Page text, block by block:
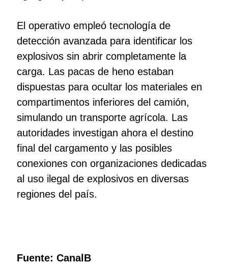
El operativo empleó tecnología de
detección avanzada para identificar los
explosivos sin abrir completamente la
carga. Las pacas de heno estaban
dispuestas para ocultar los materiales en
compartimentos inferiores del camión,
simulando un transporte agrícola. Las
autoridades investigan ahora el destino
final del cargamento y las posibles
conexiones con organizaciones dedicadas
al uso ilegal de explosivos en diversas
regiones del país.
Fuente: CanalB